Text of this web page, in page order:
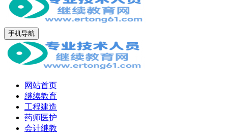
手机导航
网站首页
继续教育
工程建造
药师医护
会计继教